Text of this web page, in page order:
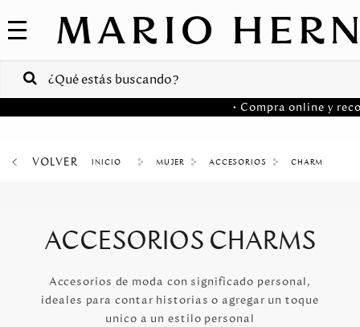
COLECCIONES
VENTAS
Costa
Venezuela
• Compra online y
VOLVER MUJER ACCESORIOS CHARM
ACCESORIOS CHARMS
Accesorios de moda con significado personal,
ideales para contar historias o agregar un toque
unico a un estilo personal